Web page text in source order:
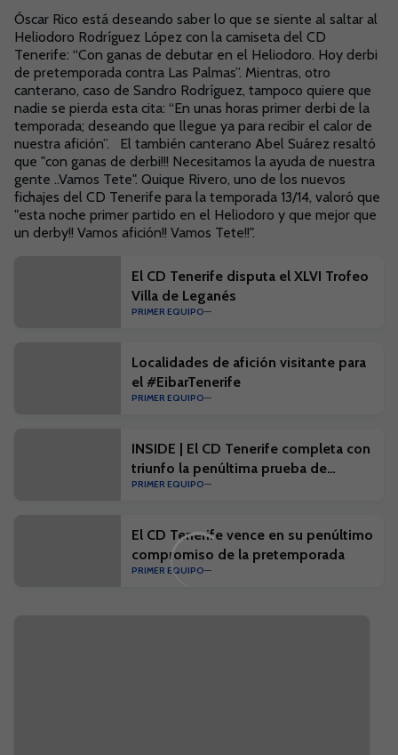
Óscar Rico está deseando saber lo que se siente al saltar al
Heliodoro Rodríguez López con la camiseta del CD
Tenerife: “Con ganas de debutar en el Heliodoro. Hoy derbi
de pretemporada contra Las Palmas”. Mientras, otro
canterano, caso de Sandro Rodríguez, tampoco quiere que
nadie se pierda esta cita: “En unas horas primer derbi de la
temporada; deseando que llegue ya para recibir el calor de
nuestra afición”. El también canterano Abel Suárez resaltó
que "con ganas de derbi!!! Necesitamos la ayuda de nuestra
gente ..Vamos Tete". Quique Rivero, uno de los nuevos
fichajes del CD Tenerife para la temporada 13/14, valoró que
"esta noche primer partido en el Heliodoro y que mejor que
un derby!! Vamos afición!! Vamos Tete!!".
El CD Tenerife disputa el XLVI Trofeo
Villa de Leganés
PRIMER EQUIPO
Localidades de afición visitante para
el #EibarTenerife
PRIMER EQUIPO
INSIDE | El CD Tenerife completa con
triunfo la penúltima prueba de
pretemporada
PRIMER EQUIPO
El CD Tenerife vence en su penúltimo
compromiso de la pretemporada
PRIMER EQUIPO